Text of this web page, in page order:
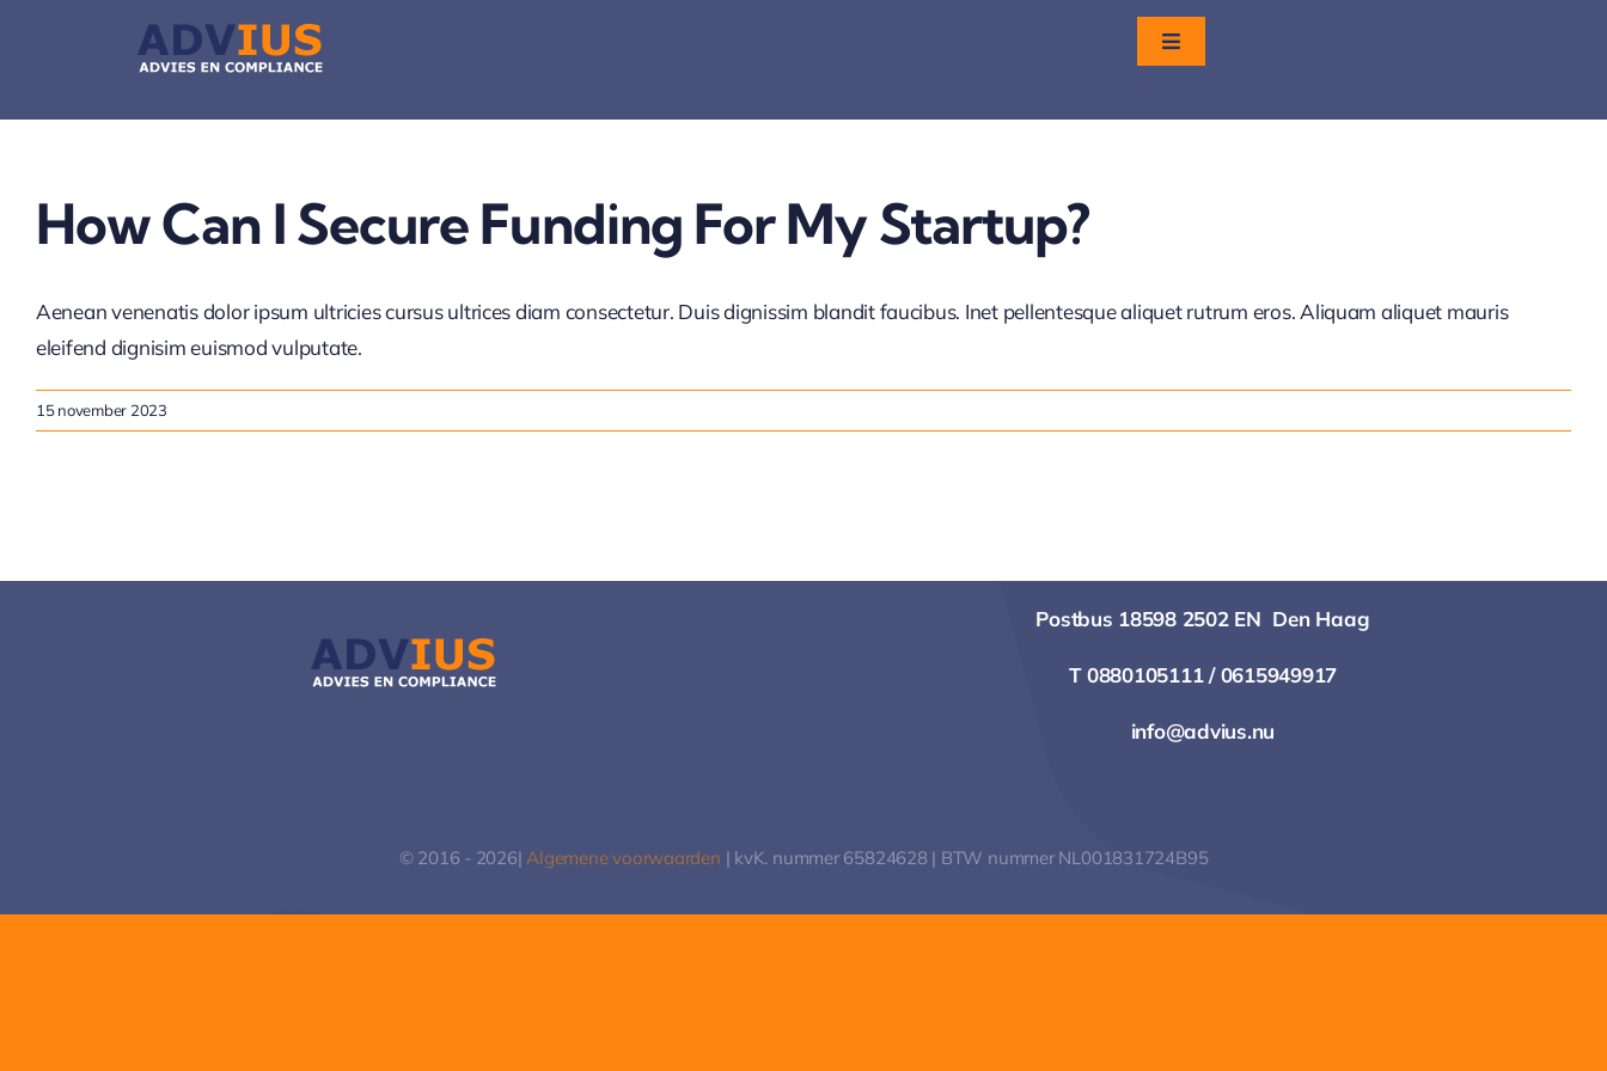
Toggle
Home
Mr. S.A.A. Hendrickx
Diensten en cursussen
Blog
How Can I Secure Funding For My Startup?
Aenean venenatis dolor ipsum ultricies cursus ultrices diam consectetur. Duis dignissim blandit faucibus. Inet pellentesque aliquet rutrum eros. Aliquam aliquet mauris
eleifend dignisim euismod vulputate.
15 november 2023
Postbus 18598 2502 EN Den Haag
T 0880105111 / 0615949917
info@advius.nu
© 2016 - 2026|Algemene voorwaarden | kvK. nummer 65824628 | BTW nummer NL001831724B95